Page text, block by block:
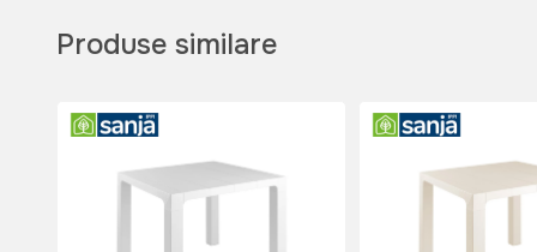
Disponibil
Du: 08:00-15:00
or. Edinet, str. Octavian Cirimpei 65
str. Octavian Cirimpei 65
Produse similare